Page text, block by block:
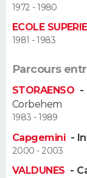
Alimentation
Guide de la santé
Maladies
Médicaments
Sommeil
VOYAGE
GUIDES D'ACHAT
BONS PLANS
CARTE DE VOEUX
Carte de Noël
Carte Bonne année
Carte Saint-Valentin
Carte Pâques
Carte d'anniversaire
DICTIONNAIRE
1972 - 1980
ECOLE
1981 - 1983
Parcours
STORAENSO -
Corbehem
1983 - 1989
Capgemini -
2000 - 2003
VALDUNES -